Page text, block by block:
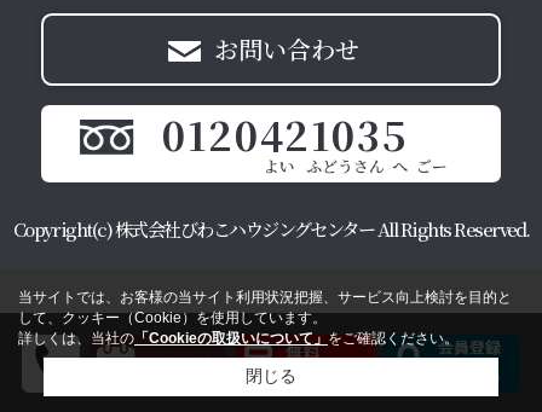
お問い合わせ
0120421035
Copyright(c) 株式会社びわこハウジングセンター All Rights Reserved.
当サイトでは、お客様の当サイト利用状況把握、サービス向上検討を目的と
して、クッキー（Cookie）を使用しています。
詳しくは、当社の 「Cookieの取扱いについて」 をご確認ください。
閉じる